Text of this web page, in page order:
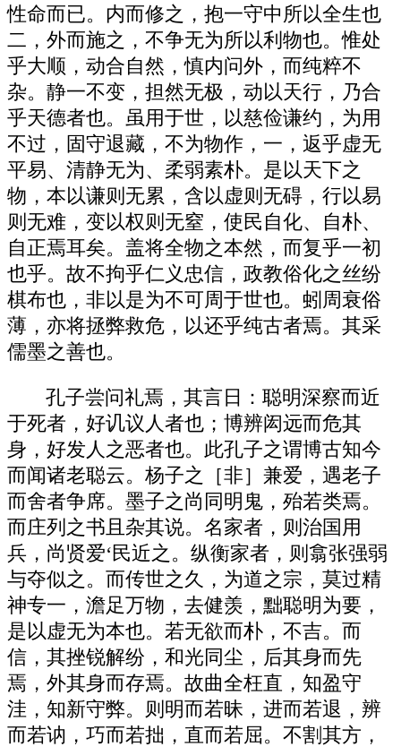
性命而已。内而修之，抱一守中所以全生也
二，外而施之，不争无为所以利物也。惟处
乎大顺，动合自然，慎内问外，而纯粹不
杂。静一不变，担然无极，动以天行，乃合
乎天德者也。虽用于世，以慈俭谦约，为用
不过，固守退藏，不为物作，一，返乎虚无
平易、清静无为、柔弱素朴。是以天下之
物，本以谦则无累，含以虚则无碍，行以易
则无难，变以权则无窒，使民自化、自朴、
自正焉耳矣。盖将全物之本然，而复乎一初
也乎。故不拘乎仁义忠信，政教俗化之丝纷
棋布也，非以是为不可周于世也。蚓周衰俗
薄，亦将拯弊救危，以还乎纯古者焉。其采
儒墨之善也。
孔子尝问礼焉，其言日：聪明深察而近
于死者，好讥议人者也；博辨闳远而危其
身，好发人之恶者也。此孔子之谓博古知今
而闻诸老聪云。杨子之［非］兼爱，遇老子
而舍者争席。墨子之尚同明鬼，殆若类焉。
而庄列之书且杂其说。名家者，则治国用
兵，尚贤爱‘民近之。纵衡家者，则翕张强弱
与夺似之。而传世之久，为道之宗，莫过精
神专一，澹足万物，去健羡，黜聪明为要，
是以虚无为本也。若无欲而朴，不吉。而
信，其挫锐解纷，和光同尘，后其身而先
焉，外其身而存焉。故曲全枉直，知盈守
洼，知新守弊。则明而若昧，进而若退，辨
而若讷，巧而若拙，直而若屈。不割其方，